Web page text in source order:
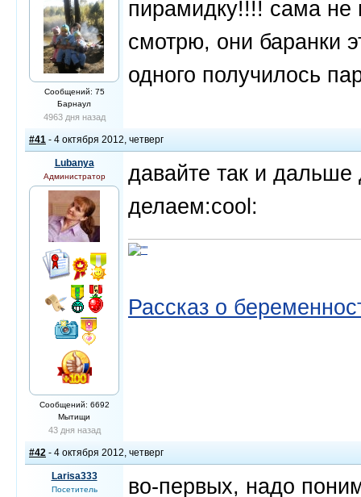
Сообщений: 75
Барнаул
4963 дня назад
пирамидку!!!! сама не
смотрю, они баранки
одного получилось
#41 - 4 октября 2012, четверг
Lubanya
Администратор
Сообщений: 6692
Мытищи
43 дня назад
давайте так и
делаем:cool:
Рассказ о
#42 - 4 октября 2012, четверг
Larisa333
Посетитель
во-первых, надо